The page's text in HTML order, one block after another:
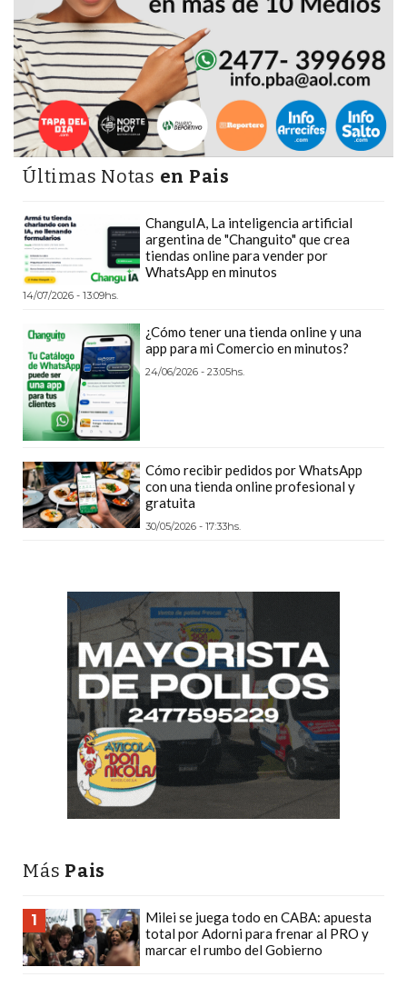
CREAR
TIENDA
ONLINE
GRATIS
SUPLEMENTOS
DEPORTIVOS
EN
DÓNDE
COMPRAR
PROTEÍNA,
CREATINA
PRE
ENTRENO
CON
ASESORAMIENTO
PROFESIONAL
ES
CHANGUITO.COM.AR
Y
CREAR
TIENDAS
ONLINE
PEDIDOS
WHATSAPP
ONLINE
CHANGUITO.COM.AR
OTRAS
PLATAFORMAS
Últimas Notas en Pais
ChanguIA, La inteligencia artificial
argentina de "Changuito" que crea
tiendas online para vender por
WhatsApp en minutos
14/07/2026 - 13:09hs.
¿Cómo tener una tienda online y una
app para mi Comercio en minutos?
24/06/2026 - 23:05hs.
Cómo recibir pedidos por WhatsApp
con una tienda online profesional y
gratuita
30/05/2026 - 17:33hs.
Más Pais
1
Milei se juega todo en CABA: apuesta
total por Adorni para frenar al PRO y
marcar el rumbo del Gobierno